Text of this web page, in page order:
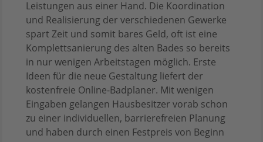
Leistungen aus einer Hand. Die Koordination
und Realisierung der verschiedenen Gewerke
spart Zeit und somit bares Geld, oft ist eine
Komplettsanierung des alten Bades so bereits
in nur wenigen Arbeitstagen möglich. Erste
Ideen für die neue Gestaltung liefert der
kostenfreie Online-Badplaner. Mit wenigen
Eingaben gelangen Hausbesitzer vorab schon
zu einer individuellen, barrierefreien Planung
und haben durch einen Festpreis von Beginn